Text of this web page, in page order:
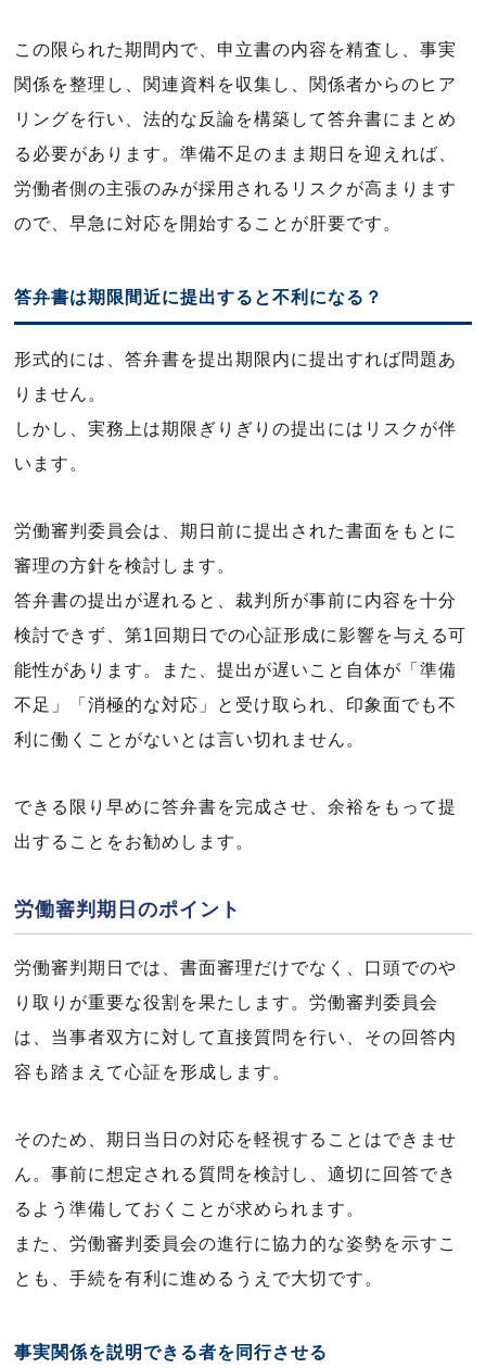
この限られた期間内で、申立書の内容を精査し、事実
関係を整理し、関連資料を収集し、関係者からのヒア
リングを行い、法的な反論を構築して答弁書にまとめ
る必要があります。準備不足のまま期日を迎えれば、
労働者側の主張のみが採用されるリスクが高まります
ので、早急に対応を開始することが肝要です。
答弁書は期限間近に提出すると不利になる？
形式的には、答弁書を提出期限内に提出すれば問題あ
りません。
しかし、実務上は期限ぎりぎりの提出にはリスクが伴
います。
労働審判委員会は、期日前に提出された書面をもとに
審理の方針を検討します。
答弁書の提出が遅れると、裁判所が事前に内容を十分
検討できず、第1回期日での心証形成に影響を与える可
能性があります。また、提出が遅いこと自体が「準備
不足」「消極的な対応」と受け取られ、印象面でも不
利に働くことがないとは言い切れません。
できる限り早めに答弁書を完成させ、余裕をもって提
出することをお勧めします。
労働審判期日のポイント
労働審判期日では、書面審理だけでなく、口頭でのや
り取りが重要な役割を果たします。労働審判委員会
は、当事者双方に対して直接質問を行い、その回答内
容も踏まえて心証を形成します。
そのため、期日当日の対応を軽視することはできませ
ん。事前に想定される質問を検討し、適切に回答でき
るよう準備しておくことが求められます。
また、労働審判委員会の進行に協力的な姿勢を示すこ
とも、手続を有利に進めるうえで大切です。
事実関係を説明できる者を同行させる